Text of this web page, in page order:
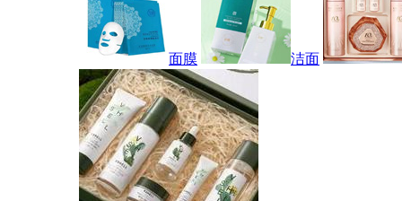
面膜 洁面